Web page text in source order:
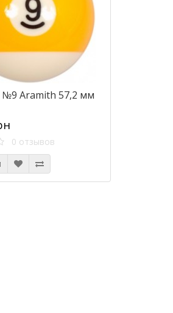
Aramith 57,2 мм
0 отзывов